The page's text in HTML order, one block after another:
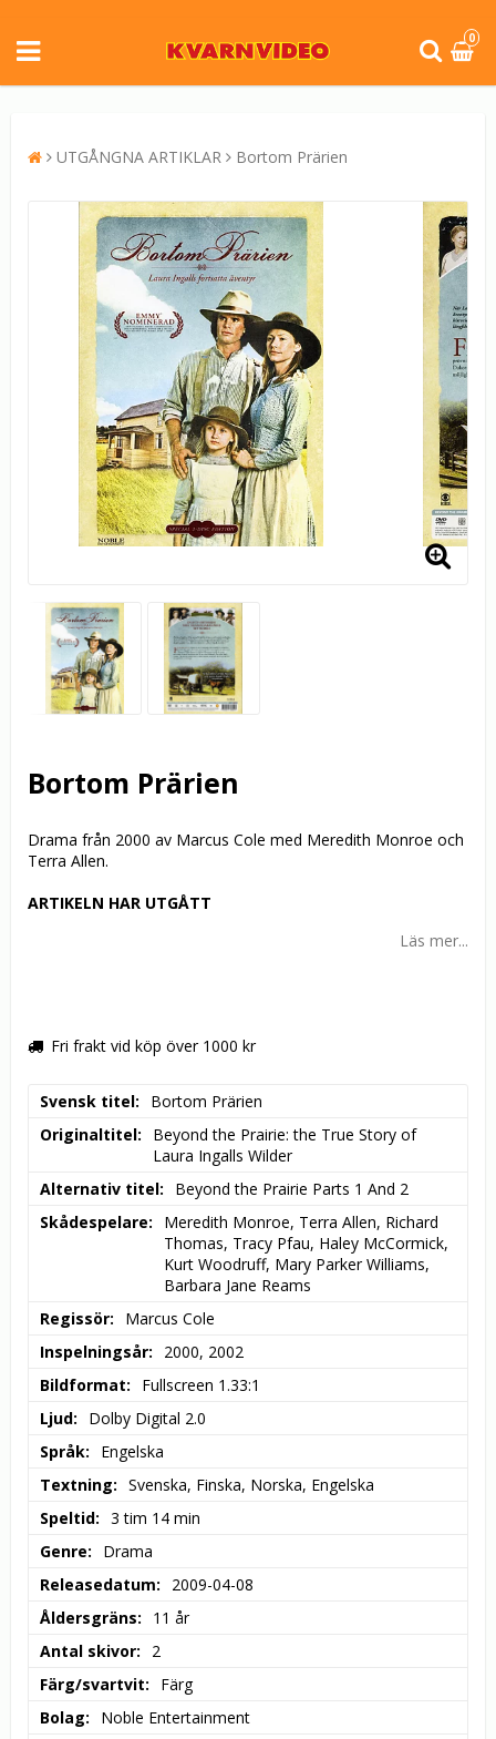
0
UTGÅNGNA ARTIKLAR Bortom Prärien
Bortom Prärien
Drama från 2000 av Marcus Cole med Meredith Monroe och
Terra Allen.
ARTIKELN HAR UTGÅTT
Läs mer...
Fri frakt vid köp över 1000 kr
Svensk titel
Bortom Prärien
Originaltitel
Beyond the Prairie: the True Story of
Laura Ingalls Wilder
Alternativ titel
Beyond the Prairie Parts 1 And 2
Skådespelare
Meredith Monroe, Terra Allen, Richard
Thomas, Tracy Pfau, Haley McCormick,
Kurt Woodruff, Mary Parker Williams,
Barbara Jane Reams
Regissör
Marcus Cole
Inspelningsår
2000, 2002
Bildformat
Fullscreen 1.33:1
Ljud
Dolby Digital 2.0
Språk
Engelska
Textning
Svenska, Finska, Norska, Engelska
Speltid
3 tim 14 min
Genre
Drama
Releasedatum
2009-04-08
Åldersgräns
11 år
Antal skivor
2
Färg/svartvit
Färg
Bolag
Noble Entertainment